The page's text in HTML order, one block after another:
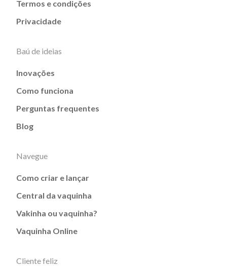
Termos e condições
Privacidade
Baú de ideias
Inovações
Como funciona
Perguntas frequentes
Blog
Navegue
Como criar e lançar
Central da vaquinha
Vakinha ou vaquinha?
Vaquinha Online
Cliente feliz